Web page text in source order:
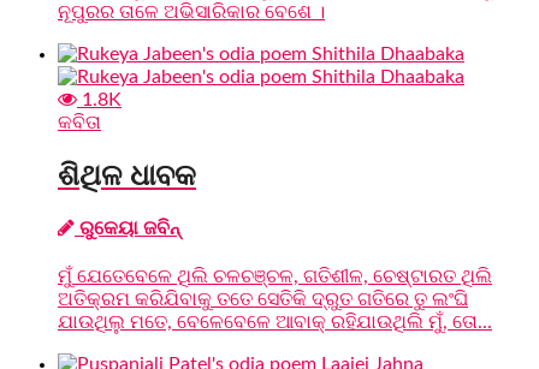
ନୂପୁରର ତାଳେ ଅଭିସାରିକାର ବେଶେ ।
1.8K
କବିତା
ଶିଥିଳ ଧାବକ
ରୁକେୟା ଜବିନ୍
ମୁଁ ଯେତେବେଳେ ଥିଲି ଚଳଚଞ୍ଚଳ, ଗତିଶୀଳ, ଚେଷ୍ଟାରତ ଥିଲି
ଅତିକ୍ରମ କରିଯିବାକୁ ତତେ ସେତିକି ଦ୍ରୁତ ଗତିରେ ତୁ ଲଂଘି
ଯାଉଥିଲୁ ମତେ, ବେଳେବେଳେ ଆବାକ୍‌ ରହିଯାଉଥିଲି ମୁଁ, ତୋ...